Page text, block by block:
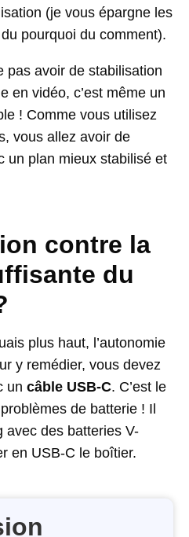
(je vous épargne les
pourquoi du comment).
pas avoir de stabilisation
en vidéo, c’est même un
! Comme vous utilisez
vous allez avoir de
un plan mieux stabilisé et
contre la
du
plus haut, l’autonomie
y remédier, vous devez
un câble USB-C. C’est le
de batterie ! Il
avec des batteries V-
en USB-C le boîtier.